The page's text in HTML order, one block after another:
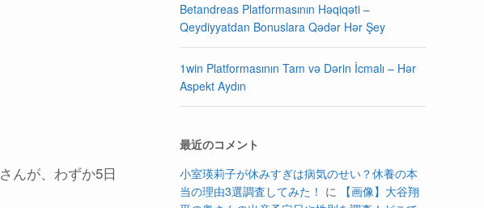
さんが、わずか5日
Betandreas Platformasının Həqiqəti –
Qeydiyyatdan Bonuslara Qədər Hər Şey
1win Platformasının Tam və Dərin İcmalı – Hər
Aspekt Aydın
最近のコメント
小室瑛莉子が休みすぎは病気のせい？休養の本
当の理由3選調査してみた！ に
【画像】大谷翔